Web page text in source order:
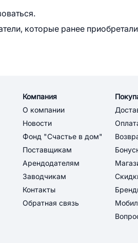
которые ранее
Компания
О компании
Новости
Фонд "Счастье в дом"
Поставщикам
Арендодателям
Заводчикам
Контакты
Обратная связь